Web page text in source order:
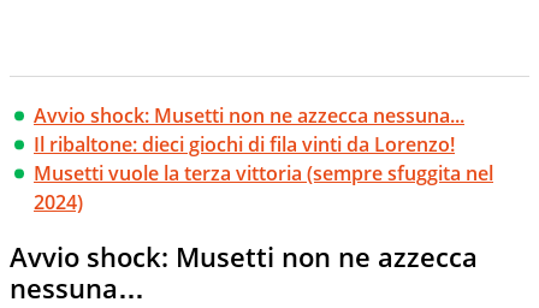
Avvio shock: Musetti non ne azzecca nessuna...
Il ribaltone: dieci giochi di fila vinti da Lorenzo!
Musetti vuole la terza vittoria (sempre sfuggita nel
2024)
Avvio shock: Musetti non ne azzecca
nessuna…